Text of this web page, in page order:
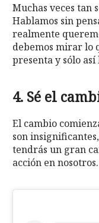
Muchas veces tan
Hablamos sin
realmente
debemos mirar lo
presenta y sólo
4. Sé el
El cambio
son
tendrás un gran
acción en nosotros.